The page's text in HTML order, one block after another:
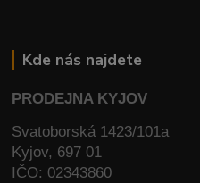
Kde nás najdete
PRODEJNA KYJOV
Svatoborská 1423/101a
Kyjov, 697 01
IČO: 02343860